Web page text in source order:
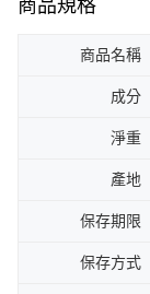
商品規格
商品名稱
成分
淨重
產地
保存期限
保存方式